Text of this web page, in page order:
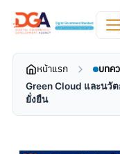
หน้าแรก บทค
Green Cloud และนวั
ยั่งยืน